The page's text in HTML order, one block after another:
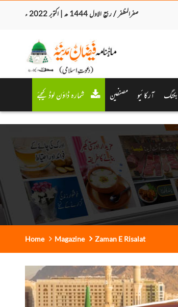
صفرالمظفر / ربیع الاول 1444 ھ | اکتوبر 2022 ء
بکنگ آرکائیو مصنفین شمارہ ڈاؤن لوڈ کیجئے
Home Magazine Zaman E Risalat